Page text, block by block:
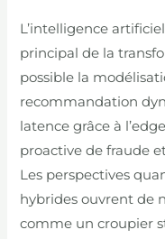
L’intelligence
principal de la
possible la
recommandation
latence grâce à
proactive de fraude
Les perspectives
hybrides ouvrent de
comme un croupier